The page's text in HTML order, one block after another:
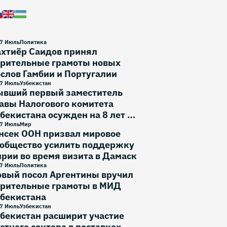
ИюльПолитика
Саидов принял
грамоты новых
Гамбии и Португалии
ИюльУзбекистан
первый заместитель
Налогового комитета
осужден на 8 лет и
ИюльМир
ООН призвал мировое
усилить поддержку
во время визита в Дамаск
ИюльПолитика
посол Аргентины вручил
грамоты в МИД
ИюльУзбекистан
расширит участие